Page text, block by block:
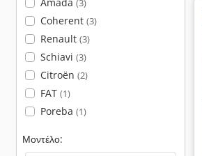
(3)
Coherent (3)
Renault (3)
Schiavi (3)
Citroën (2)
FAT (1)
Poreba (1)
Μοντέλο: